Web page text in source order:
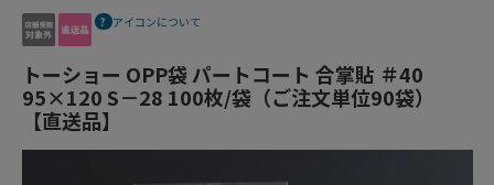
アイコンについて
トーショー OPP袋 パートコート 合掌貼 ＃40
95×120 S－28 100枚/袋（ご注文単位90袋）
【直送品】